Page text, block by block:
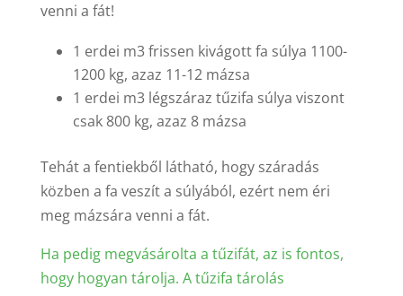
venni a fát!
1 erdei m3 frissen kivágott fa súlya 1100-
1200 kg, azaz 11-12 mázsa
1 erdei m3 légszáraz tűzifa súlya viszont
csak 800 kg, azaz 8 mázsa
Tehát a fentiekből látható, hogy száradás
közben a fa veszít a súlyából, ezért nem éri
meg mázsára venni a fát.
Ha pedig megvásárolta a tűzifát, az is fontos,
hogy hogyan tárolja. A tűzifa tárolás